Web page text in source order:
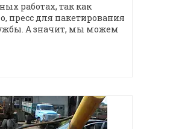
работах, так как
пресс для пакетирования
А значит, мы можем